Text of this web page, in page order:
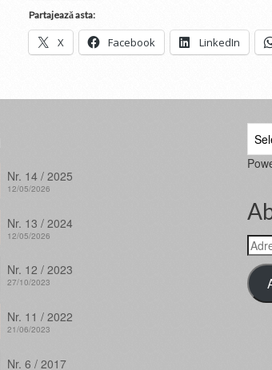
Partajează asta:
X Facebook LinkedIn
Nr. 14 / 2025
12/05/2026
Nr. 13 / 2024
12/05/2026
Nr. 12 / 2023
27/10/2023
Nr. 11 / 2022
21/06/2023
Nr. 6 / 2017